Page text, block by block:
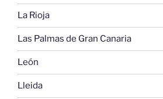
La Rioja
Las Palmas de Gran Canaria
León
Lleida